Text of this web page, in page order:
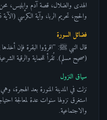
الهدى والضلال، قصة آدم وإبليس، محن
والحج، تحريم الربا، وآية الكرسي (الآية 255) أعظم آية في القرآن.
فضائل السورة
قال النبي ﷺ: "اقرؤوا البقرة فإن أخذها
(صحيح مسلم). تُقرأ للحماية والرقية
سياق النزول
نزلت في المدينة المنورة بعد الهجرة،
استغرق نزولها سنوات عدة لمعالجة
والاجتماعية.